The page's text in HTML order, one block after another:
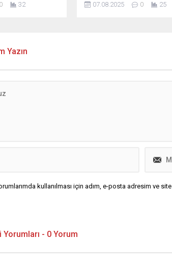
Meclis
0 32
devamına karar verildi.
07.08.2025 0 25
Yazın
kullanılması için adım, e-posta adresim ve
- 0 Yorum